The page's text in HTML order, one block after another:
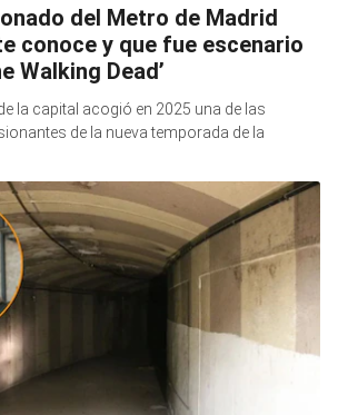
del Metro de Madrid
conoce y que fue escenario
Walking Dead’
la capital acogió en 2025 una de las
de la nueva temporada de la